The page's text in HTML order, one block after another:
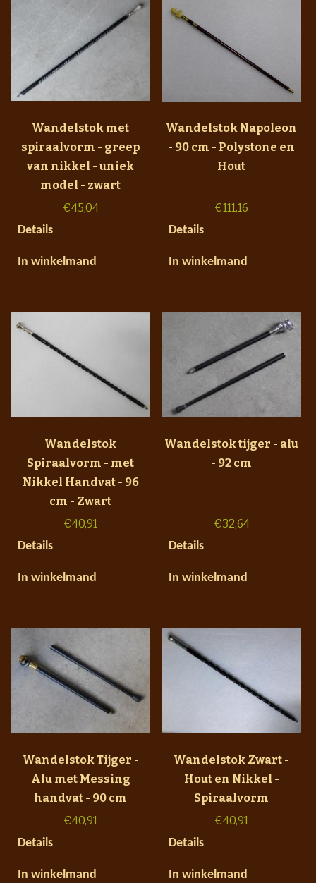
Wandelstok met
spiraalvorm - greep
van nikkel - uniek
model - zwart
€45,04
Details
In winkelmand
Wandelstok Napoleon
- 90 cm - Polystone en
Hout
€111,16
Details
In winkelmand
Wandelstok
Spiraalvorm - met
Nikkel Handvat - 96
cm - Zwart
€40,91
Details
In winkelmand
Wandelstok tijger - alu
- 92 cm
€32,64
Details
In winkelmand
Wandelstok Tijger -
Alu met Messing
handvat - 90 cm
€40,91
Details
In winkelmand
Wandelstok Zwart -
Hout en Nikkel -
Spiraalvorm
€40,91
Details
In winkelmand